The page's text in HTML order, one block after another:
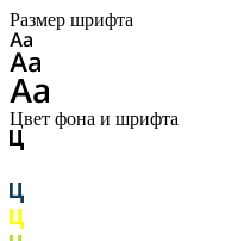
Размер шрифта
Цвет фона и шрифта